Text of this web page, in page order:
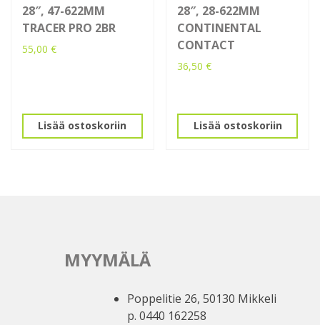
28″, 47-622MM
TRACER PRO 2BR
55,00 €
Lisää ostoskoriin
28″, 28-622MM
CONTINENTAL
CONTACT
36,50€
Lisää ostoskoriin
MYYMÄLÄ
Poppelitie 26, 50130 Mikkeli
p. 0440 162258